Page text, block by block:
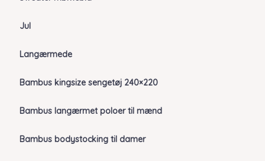
Jul
Langærmede
Bambus kingsize sengetøj 240×220
Bambus langærmet poloer til mænd
Bambus bodystocking til damer